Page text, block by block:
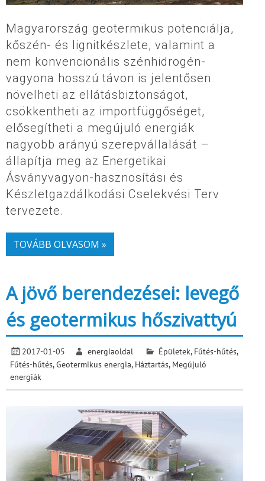
Magyarország geotermikus potenciálja,
kőszén- és lignitkészlete, valamint a
nem konvencionális szénhidrogén-
vagyona hosszú távon is jelentősen
növelheti az ellátásbiztonságot,
csökkentheti az importfüggőséget,
elősegítheti a megújuló energiák
nagyobb arányú szerepvállalását –
állapítja meg az Energetikai
Ásványvagyon-hasznosítási és
Készletgazdálkodási Cselekvési Terv
tervezete.
TOVÁBB OLVASOM »
A jövő berendezései: levegő
és geotermikus hőszivattyú
2017-01-05 energiaoldal Épületek, Fűtés-hűtés,
Fűtés-hűtés,Geotermikus energia, Háztartás, Megújuló
energiák